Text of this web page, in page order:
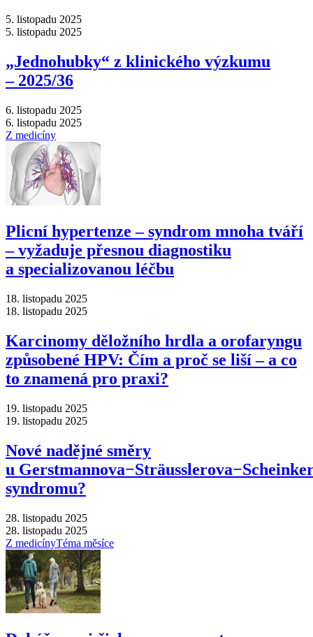
5. listopadu 2025
5. listopadu 2025
„Jednohubky“ z klinického výzkumu
–⁠ 2025/36
6. listopadu 2025
6. listopadu 2025
Z medicíny
Plicní hypertenze –⁠ syndrom mnoha tváří
–⁠ vyžaduje přesnou diagnostiku
a specializovanou léčbu
18. listopadu 2025
18. listopadu 2025
Karcinomy děložního hrdla a orofaryngu
způsobené HPV: Čím a proč se liší –⁠ a co
to znamená pro praxi?
19. listopadu 2025
19. listopadu 2025
Nové nadějné směry
u
syndromu?
28. listopadu 2025
28. listopadu 2025
Z medicínyTéma měsíce